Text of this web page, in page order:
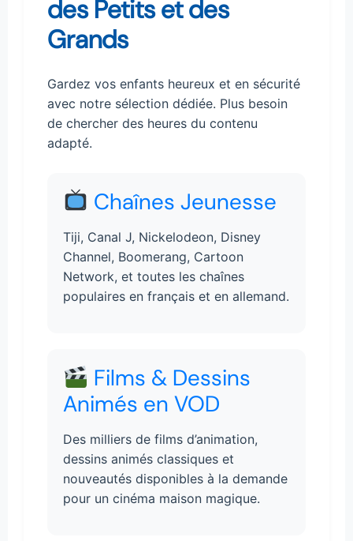
des Petits et des
Grands
Gardez vos enfants heureux et en sécurité
avec notre sélection dédiée. Plus besoin
de chercher des heures du contenu
adapté.
Chaînes Jeunesse
Tiji, Canal J, Nickelodeon, Disney
Channel, Boomerang, Cartoon
Network, et toutes les chaînes
populaires en français et en allemand.
Films & Dessins
Animés en VOD
Des milliers de films d’animation,
dessins animés classiques et
nouveautés disponibles à la demande
pour un cinéma maison magique.